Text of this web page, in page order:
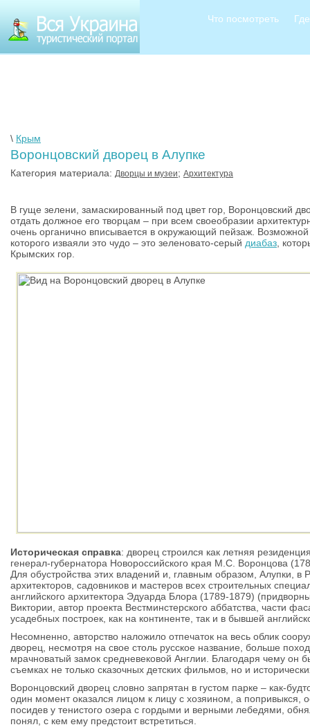
Что посмотреть
\ Крым
Воронцовский дворец в Алупке
Категория материала: Дворцы и музеи; Архитектура
В гуще зелени, замаскированный под цвет гор, Воронцовский
отдать должное его творцам – при всем своеобразии
очень органично вписывается в окружающий пейзаж.
которого изваяли это чудо – это зеленовато-серый диабаз ,
Крымских гор.
Историческая справка: дворец строился как летняя
генерал-губернатора Новороссийского края М.С. Воронцова
Для обустройства этих владений и, главным образом, Алупки, в
архитекторов, садовников и мастеров всех строительных
английского архитектора Эдуарда Блора (1789-1879)
Виктории, автор проекта Вестминстерского аббатства, части
усадебных построек, как на континенте, так и в бывшей
Несомненно, авторство наложило отпечаток на весь облик
дворец, несмотря на свое столь русское название, больше
мрачноватый замок средневековой Англии. Благодаря чему он
съемках не только сказочных детских фильмов, но и
Воронцовский дворец словно запрятан в густом парке – как-
один момент оказался лицом к лицу с хозяином, а попривыкся,
посидев у тенистого озера с гордыми и верными лебедями,
понял, с кем ему предстоит встретиться.